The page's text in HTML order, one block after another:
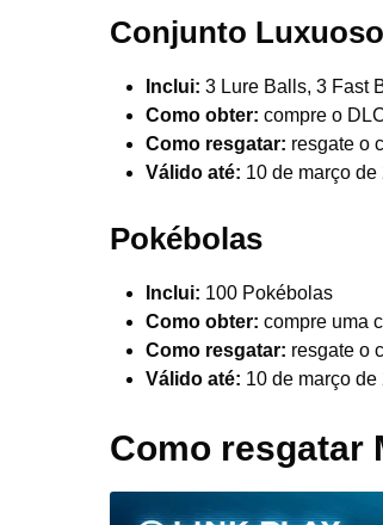
Conjunto
Inclui: 3 Lure Balls, 3 Fast
Como obter: compre o
Como resgatar: resgate o
Válido até: 10 de março de
Pokébolas
Inclui: 100 Pokébolas
Como obter: compre uma
Como resgatar: resgate o
Válido até: 10 de março de
Como resgatar